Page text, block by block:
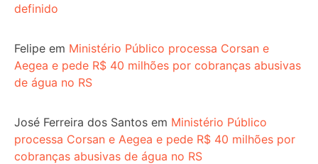
definido
Felipe em Ministério Público processa Corsan e
Aegea e pede R$ 40 milhões por cobranças abusivas
de água no RS
José Ferreira dos Santos em Ministério Público
processa Corsan e Aegea e pede R$ 40 milhões por
cobranças abusivas de água no RS